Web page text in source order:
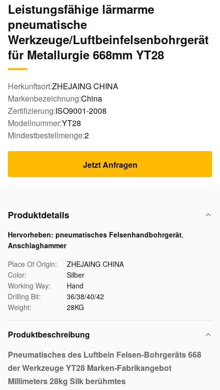
Leistungsfähige lärmarme
pneumatische
Werkzeuge/Luftbeinfelsenbohrgerät
für Metallurgie 668mm YT28
Herkunftsort:ZHEJAING CHINA
Markenbezeichnung:China
Zertifizierung:ISO9001-2008
Modellnummer:YT28
Mindestbestellmenge:2
Jetzt Anfragen
Produktdetails
Hervorheben: pneumatisches Felsenhandbohrgerät,
Anschlaghammer
Place Of Origin:
ZHEJAING CHINA
Color:
Silber
Working Way:
Hand
Drilling Bit:
36/38/40/42
Weight:
28KG
Produktbeschreibung
Pneumatisches des Luftbein Felsen-Bohrgeräts 668
der Werkzeuge YT28 Marken-Fabrikangebot
Millimeters 28kg Silk berühmtes